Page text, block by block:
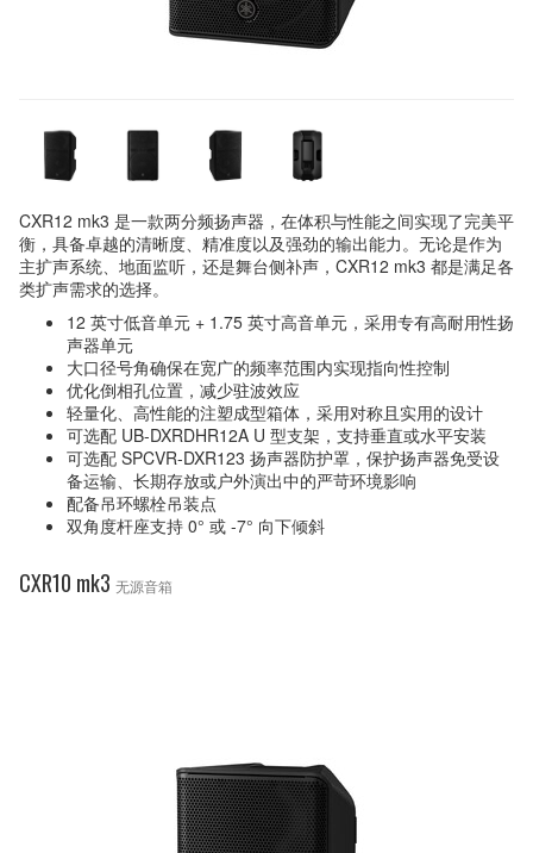
CXR12 mk3 是一款两分频扬声器，在体积与性能之间实现了完美平
衡，具备卓越的清晰度、精准度以及强劲的输出能力。无论是作为
主扩声系统、地面监听，还是舞台侧补声，CXR12 mk3 都是满足各
类扩声需求的选择。
12 英寸低音单元 + 1.75 英寸高音单元，采用专有高耐用性扬
声器单元
大口径号角确保在宽广的频率范围内实现指向性控制
优化倒相孔位置，减少驻波效应
轻量化、高性能的注塑成型箱体，采用对称且实用的设计
可选配 UB-DXRDHR12A U 型支架，支持垂直或水平安装
可选配 SPCVR-DXR123 扬声器防护罩，保护扬声器免受设
备运输、长期存放或户外演出中的严苛环境影响
配备吊环螺栓吊装点
双角度杆座支持 0° 或 -7° 向下倾斜
CXR10 mk3 无源音箱